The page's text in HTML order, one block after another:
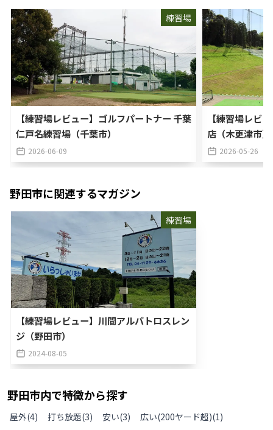
練習場
【練習場レビュー】ゴルフパートナー 千葉
仁戸名練習場（千葉市）
2026-06-09
【練習場レビ
店（木更津市）
2026-05-26
野田市に関連するマガジン
練習場
【練習場レビュー】川間アルバトロスレン
ジ（野田市）
2024-08-05
野田市内で特徴から探す
屋外(4) 打ち放題(3) 安い(3) 広い(200ヤード超)(1)